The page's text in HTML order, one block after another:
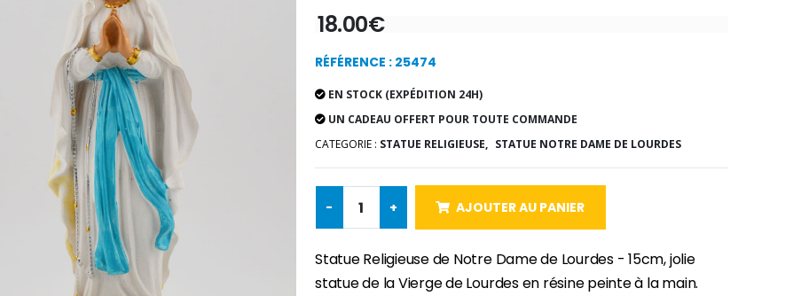
18.00€
RÉFÉRENCE : 25474
EN STOCK (EXPÉDITION 24H)
UN CADEAU OFFERT POUR TOUTE COMMANDE
CATEGORIE : STATUE RELIGIEUSE, STATUE NOTRE DAME DE LOURDES
- + AJOUTER AU PANIER
Statue Religieuse de Notre Dame de Lourdes - 15cm, jolie
statue de la Vierge de Lourdes en résine peinte à la main.